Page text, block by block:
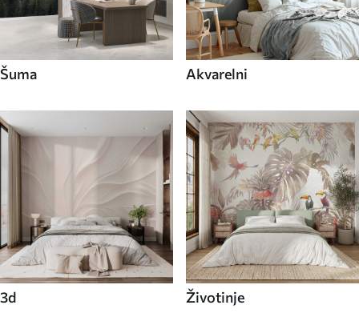
Šuma Akvarelni
3d Životinje